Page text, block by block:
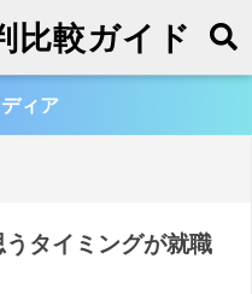
比較ガイド
ィア
タイミングが就職